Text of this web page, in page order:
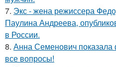
7. Экс - жена режиссера
Паулина Андреева,
в России.
8. Анна Семенович показала
все вопросы!